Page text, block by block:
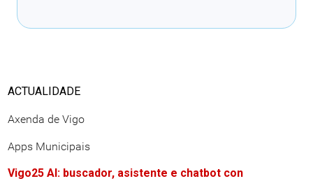
ACTUALIDADE
Axenda de Vigo
Apps Municipais
Vigo25 AI: buscador, asistente e chatbot con